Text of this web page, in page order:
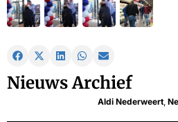
Nieuws Archief
Aldi Nederweert